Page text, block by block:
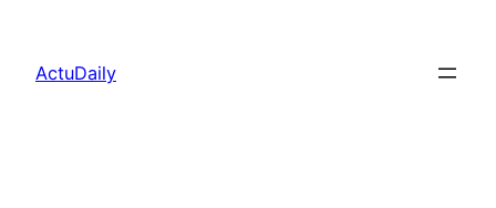
contenu
ActuDaily